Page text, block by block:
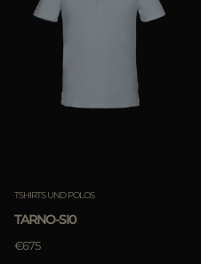
TSHIRTS UND POLOS
TARNO-SI0
€675